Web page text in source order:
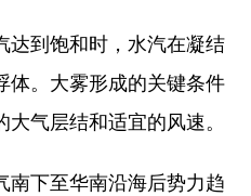
到饱和时，水汽在凝结
体。大雾形成的关键条件
气层结和适宜的风速。
下至华南沿海后势力趋